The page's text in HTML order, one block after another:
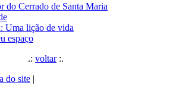
do Cerrado de Santa Maria
Uma lição de vida
espaço
.: voltar:.
do site |